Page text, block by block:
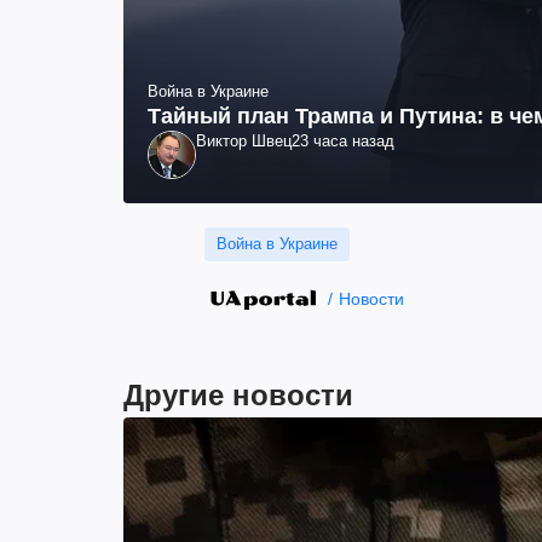
Война в Украине
Тайный план Трампа и Путина: в
Виктор Швец23 часа назад
Война в Украине
Новости
Другие новости